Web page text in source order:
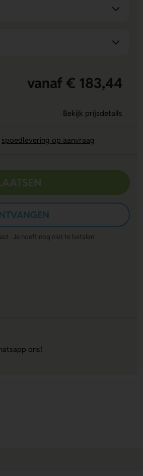
vanaf € 183,44
Bekijk prijsdetails
spoedlevering op aanvraag
· Je hoeft nog niet te betalen
ons!